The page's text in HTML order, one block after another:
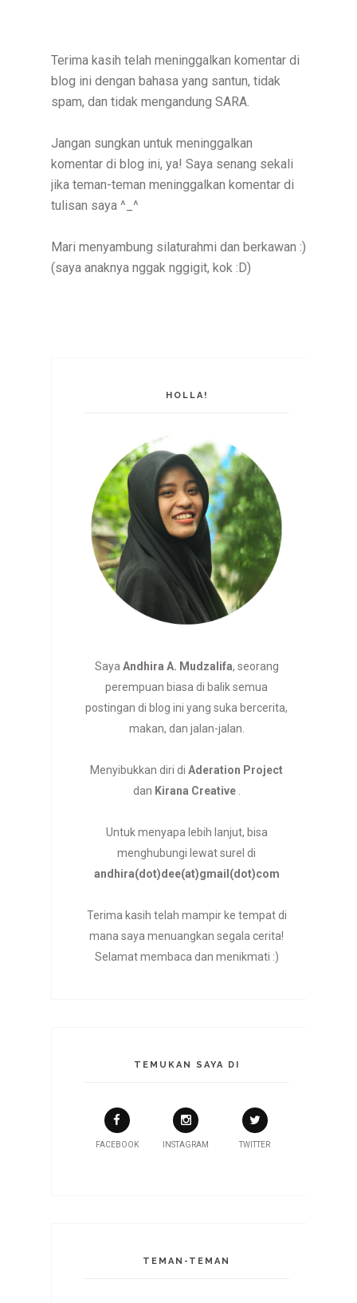
Terima kasih telah meninggalkan komentar di
blog ini dengan bahasa yang santun, tidak
spam, dan tidak mengandung SARA.
Jangan sungkan untuk meninggalkan
komentar di blog ini, ya! Saya senang sekali
jika teman-teman meninggalkan komentar di
tulisan saya ^_^
Mari menyambung silaturahmi dan berkawan :)
(saya anaknya nggak nggigit, kok :D)
HOLLA!
Saya Andhira A. Mudzalifa, seorang
perempuan biasa di balik semua
postingan di blog ini yang suka bercerita,
makan, dan jalan-jalan.
Menyibukkan diri di Aderation Project
dan Kirana Creative
Untuk menyapa lebih lanjut, bisa
menghubungi lewat surel di
andhira(dot)dee(at)gmail(dot)com
Terima kasih telah mampir ke tempat di
mana saya menuangkan segala cerita!
Selamat membaca dan menikmati :)
TEMUKAN SAYA DI
FACEBOOK INSTAGRAM TWITTER
TEMAN-TEMAN